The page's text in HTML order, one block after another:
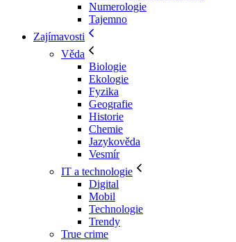
Numerologie
Tajemno
Zajímavosti
Věda
Biologie
Ekologie
Fyzika
Geografie
Historie
Chemie
Jazykověda
Vesmír
IT a technologie
Digital
Mobil
Technologie
Trendy
True crime